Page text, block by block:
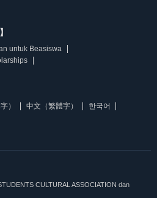
untuk Beasiswa
） 中文（繁體字）
한국어
CULTURAL ASSOCIATION dan